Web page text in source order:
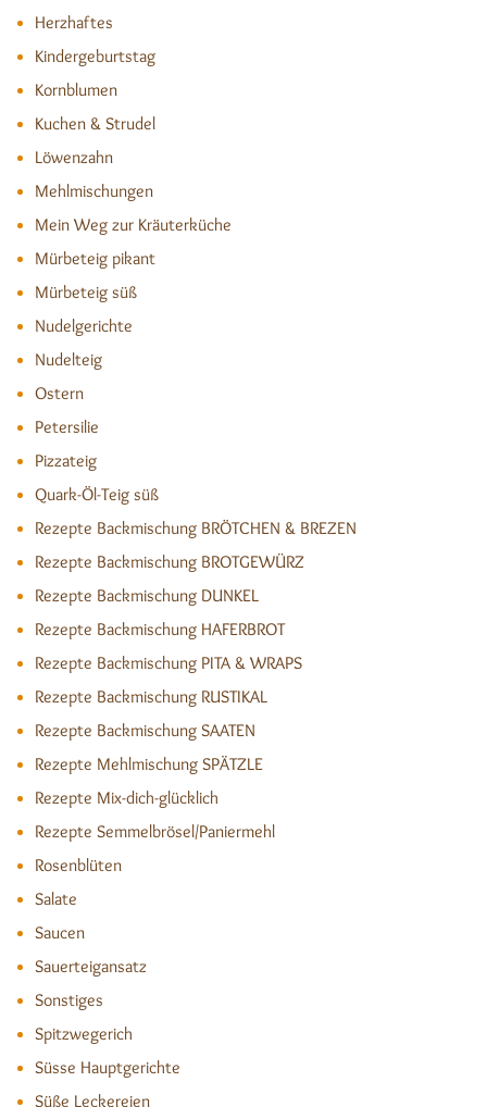
Herzhaftes
Kindergeburtstag
Kornblumen
Kuchen & Strudel
Löwenzahn
Mehlmischungen
Mein Weg zur Kräuterküche
Mürbeteig pikant
Mürbeteig süß
Nudelgerichte
Nudelteig
Ostern
Petersilie
Pizzateig
Quark-Öl-Teig süß
Rezepte Backmischung BRÖTCHEN & BREZEN
Rezepte Backmischung BROTGEWÜRZ
Rezepte Backmischung DUNKEL
Rezepte Backmischung HAFERBROT
Rezepte Backmischung PITA & WRAPS
Rezepte Backmischung RUSTIKAL
Rezepte Backmischung SAATEN
Rezepte Mehlmischung SPÄTZLE
Rezepte Mix-dich-glücklich
Rezepte Semmelbrösel/Paniermehl
Rosenblüten
Salate
Saucen
Sauerteigansatz
Sonstiges
Spitzwegerich
Süsse Hauptgerichte
Süße Leckereien